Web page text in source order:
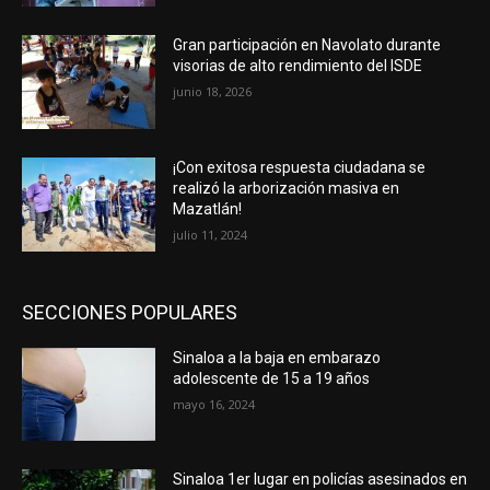
Gran participación en Navolato durante
visorias de alto rendimiento del ISDE
junio 18, 2026
¡Con exitosa respuesta ciudadana se
realizó la arborización masiva en
Mazatlán!
julio 11, 2024
SECCIONES POPULARES
Sinaloa a la baja en embarazo
adolescente de 15 a 19 años
mayo 16, 2024
Sinaloa 1er lugar en policías asesinados en